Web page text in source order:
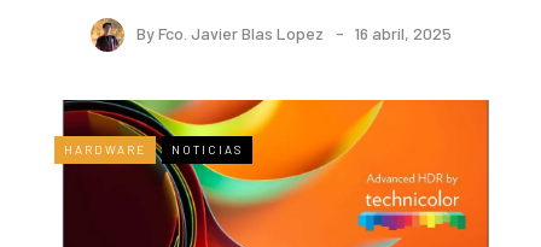
ByFco. Javier Blas Lopez 16 abril, 2025
HARDWARE NOTICIAS